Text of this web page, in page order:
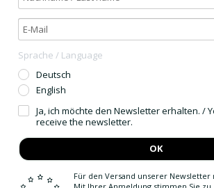
Sprache / Language
Deutsch
English
Ja, ich möchte den Newsletter erhalten. /
receive the newsletter.
OK
Für den Versand unserer Newsletter
Mit Ihrer Anmeldung stimmen Sie zu,